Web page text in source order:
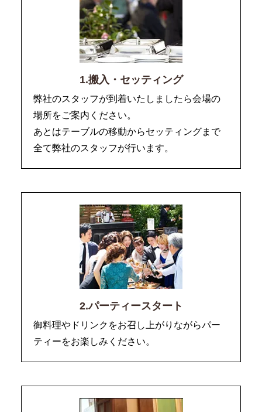
1.搬入・セッティング
弊社のスタッフが到着いたしましたら会場の
場所をご案内ください。
あとはテーブルの移動からセッティングまで
全て弊社のスタッフが行います。
2.パーティースタート
御料理やドリンクをお召し上がりながらパー
ティーをお楽しみください。